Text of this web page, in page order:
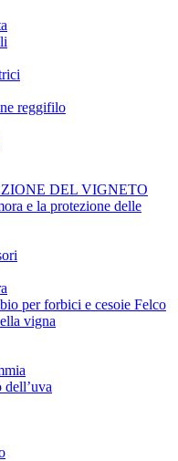
reggifilo
DEL VIGNETO
e la protezione delle
per forbici e cesoie Felco
vigna